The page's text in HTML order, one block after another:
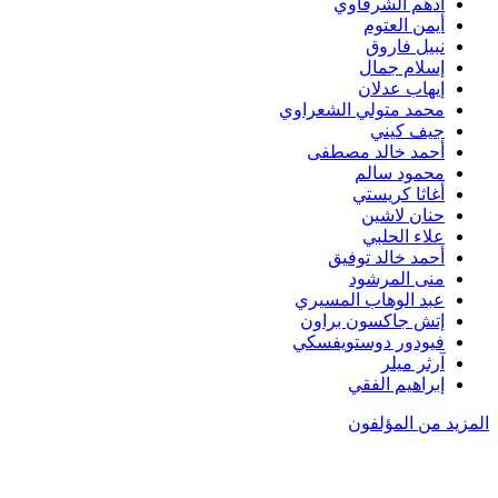
أيمن العتوم
نبيل فاروق
إسلام جمال
إيهاب عدلان
محمد متولي الشعراوي
جيف كيني
أحمد خالد مصطفى
محمود سالم
أغاثا كريستي
حنان لاشين
علاء الحلبي
أحمد خالد توفيق
منى المرشود
عبد الوهاب المسيري
إتش جاكسون براون
فيودور دوستويفسكي
آرثر ميلر
إبراهيم الفقي
المزيد من المؤلفون